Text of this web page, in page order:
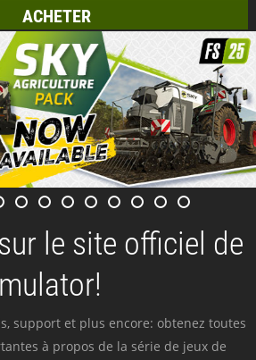
ACHETER
le site officiel de
support et plus encore: obtenez toutes
à propos de la série de jeux de